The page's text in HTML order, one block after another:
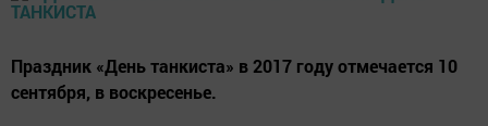
Праздник «День танкиста» в 2017 году отмечается 10
сентября, в воскресенье.